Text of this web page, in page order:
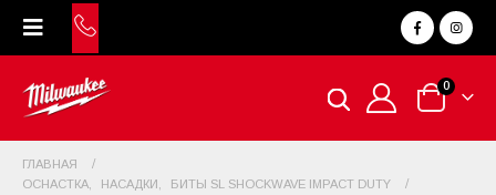
0
ГЛАВНАЯ
ОСНАСТКА
НАСАДКИ
БИТЫ SL SHOCKWAVE IMPACT DUTY